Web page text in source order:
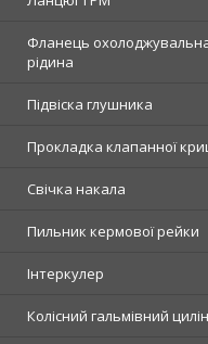
Фланець
рідина
Підвіска глушника
Прокладка клапанної
Свічка накала
Пильник кермової рейки
Інтеркулер
Колісний гальмівний